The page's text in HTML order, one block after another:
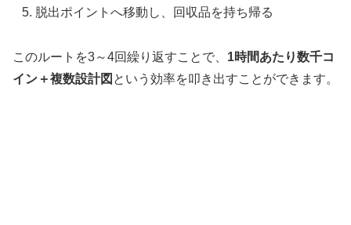
脱出ポイントへ移動し、回収品を持ち帰る
このルートを3～4回繰り返すことで、 1時間あたり数千コ
イン＋複数設計図 という効率を叩き出すことができます。